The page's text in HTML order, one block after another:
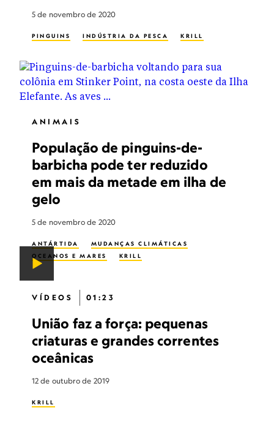
5 de novembro de 2020
PINGUINS INDÚSTRIA DA PESCA KRILL
ANIMAIS
População de pinguins-de-
barbicha pode ter reduzido
em mais da metade em ilha de
gelo
5 de novembro de 2020
ANTÁRTIDA
MUDANÇAS CLIMÁTICAS
OCEANOS E MARES
KRILL
VÍDEOS 01:23
União faz a força: pequenas
criaturas e grandes correntes
oceânicas
12 de outubro de 2019
KRILL